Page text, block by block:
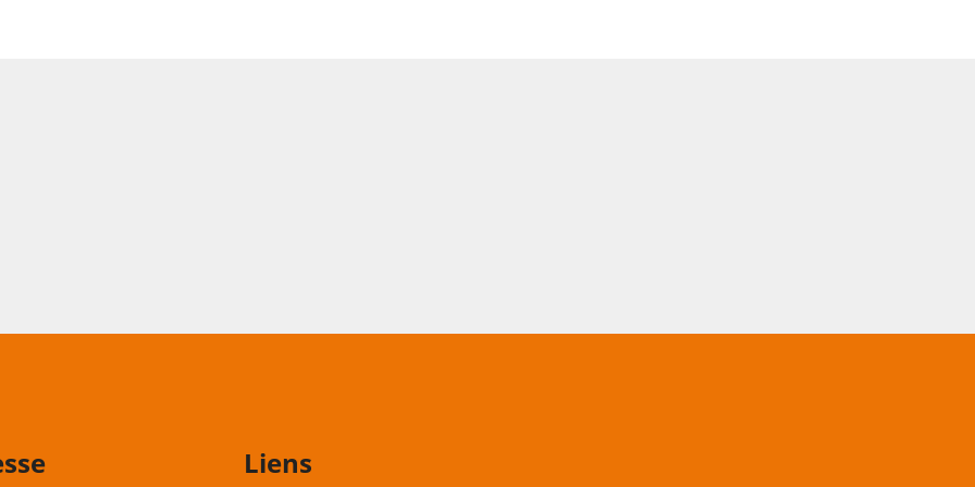
Liens